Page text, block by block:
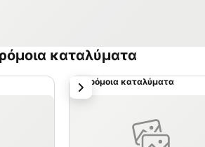
καταλύματα
Παρόμοια καταλύματα
επόμενο